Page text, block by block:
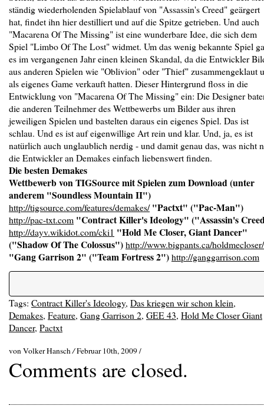
Die besten Demakes
Wettbewerb von TIGSource mit Spielen zum Download (unter
anderem "Soundless Mountain II")
http://tigsource.com/features/demakes/ "Pactxt" ("Pac-Man")
http://pac-txt.com "Contract Killer's Ideology" ("Assassin's
http://dayv.wikidot.com/cki1 "Hold Me Closer, Giant Dancer"
("Shadow Of The Colossus")http://www.bigpants.ca/holdmecloser/
"Gang Garrison 2" ("Team Fortress 2")http://ganggarrison.com
Tags: Contract Killer's Ideology, Das kriegen wir schon klein,
Demakes, Feature, Gang Garrison 2, GEE 43, Hold Me Closer Giant
Dancer, Pactxt
von Volker Hansch/Februar 10th, 2009 /
Comments are closed.